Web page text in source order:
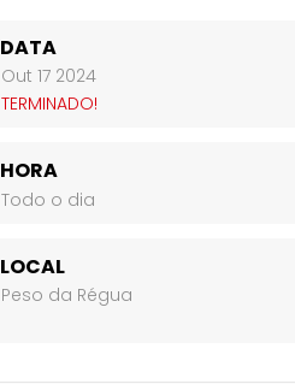
DATA
Out 17 2024
TERMINADO!
HORA
Todo o dia
LOCAL
Peso da Régua